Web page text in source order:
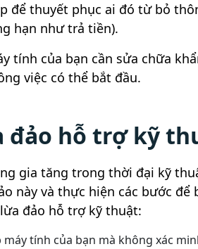
để thuyết phục ai đó từ bỏ
hạn như trả tiền).
tính của bạn cần sửa chữa
việc có thể bắt đầu.
đảo hỗ trợ kỹ
gia tăng trong thời đại kỹ
này và thực hiện các bước để
đảo hỗ trợ kỹ thuật:
tính của bạn mà không xác